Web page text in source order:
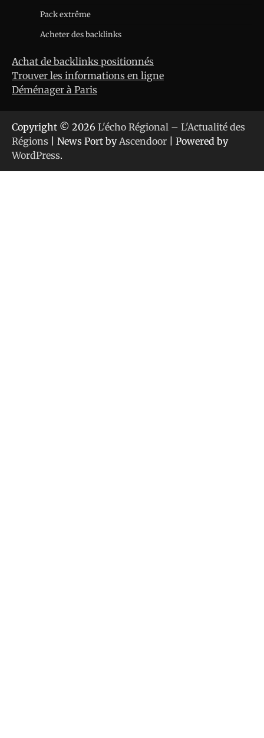
Pack extrême
Acheter des backlinks
Achat de backlinks positionnés
Trouver les informations en ligne
Déménager à Paris
Copyright © 2026 L'écho Régional – L'Actualité des
Régions | News Port by Ascendoor | Powered by
WordPress.